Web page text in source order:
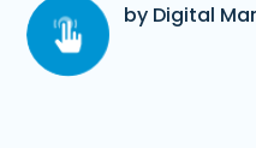
by Digital